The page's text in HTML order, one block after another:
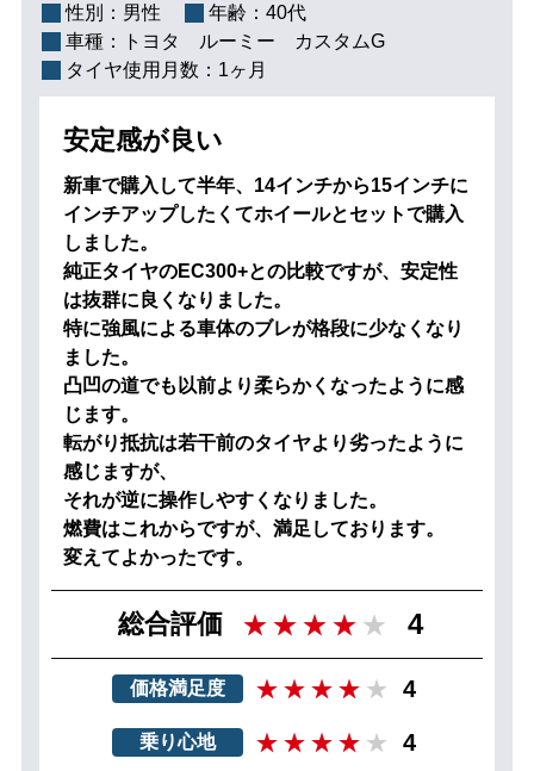
性別： 男性 年齢： 40代
車種：
トヨタ ルーミー カスタムG
タイヤ使用月数： 1ヶ月
安定感が良い
新車で購入して半年、14インチから15インチに
インチアップしたくてホイールとセットで購入
しました。
純正タイヤのEC300+との比較ですが、安定性
は抜群に良くなりました。
特に強風による車体のブレが格段に少なくなり
ました。
凸凹の道でも以前より柔らかくなったように感
じます。
転がり抵抗は若干前のタイヤより劣ったように
感じますが、
それが逆に操作しやすくなりました。
燃費はこれからですが、満足しております。
変えてよかったです。
総合評価 4
価格満足度 4
乗り心地 4